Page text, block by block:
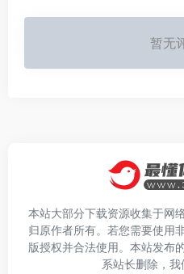
暂无
本站大部分下载资源收集于网
归原作者所有。若您需要使用
版授权并合法使用。本站发布
系站长删除，我